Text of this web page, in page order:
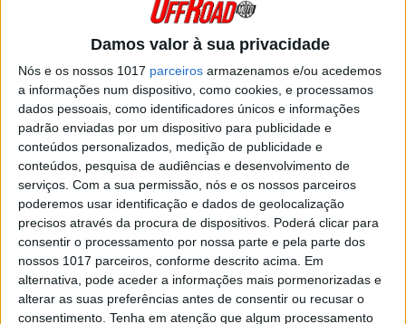
Damos valor à sua privacidade
Nós e os nossos 1017 parceiros armazenamos e/ou acedemos
a informações num dispositivo, como cookies, e processamos
dados pessoais, como identificadores únicos e informações
padrão enviadas por um dispositivo para publicidade e
conteúdos personalizados, medição de publicidade e
conteúdos, pesquisa de audiências e desenvolvimento de
serviços. Com a sua permissão, nós e os nossos parceiros
poderemos usar identificação e dados de geolocalização
precisos através da procura de dispositivos. Poderá clicar para
consentir o processamento por nossa parte e pela parte dos
nossos 1017 parceiros, conforme descrito acima. Em
alternativa, pode aceder a informações mais pormenorizadas e
alterar as suas preferências antes de consentir ou recusar o
consentimento. Tenha em atenção que algum processamento
Como vem sendo tradição no final de cada ano
a Beta Portugal realizou no passado dia 11 o
seu Beta Day, evento que serviu para
apresentar os modelos da marcada para 2017
e realizar a entrega de prémios relativos ao
troféu Beta 2016.
O evento que decorreu na Povoa de Lanhoso,
contou com 150 convidados que tiveram a
oportunidade o modelo RR300 2T, mota
Campeã nacional, e os modelos RR350 e
RR430 a 4T.
No final da tarde, já depois de um almoço
convívio, a Beta Portugal fez a entrega dos
prémios do troféu 2016 que foram entregues
pelo campeão nacional de Enduro Luís Correia
entre outros.